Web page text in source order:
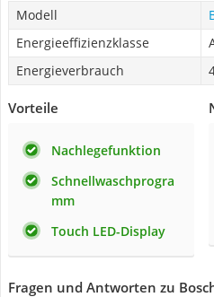
Modell
Energieeffizienzklasse
Energieverbrauch
Vorteile
Nachlegefunktion
Schnellwaschprogra
mm
Touch LED-Display
Fragen und Antworten zu